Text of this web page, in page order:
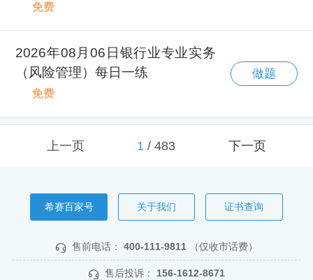
免费
2026年08月06日银行业专业实务
（风险管理）每日一练
免费
做题
上一页 1/ 483 下一页
希赛百家号 关于我们 证书查询
售前电话： 400-111-9811 （仅收市话费）
售后投诉： 156-1612-8671